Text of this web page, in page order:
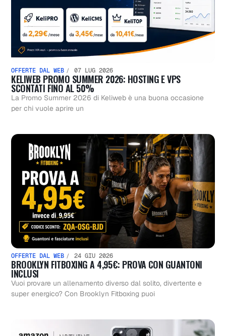
OFFERTE DAL WEB 07 LUG 2026
KELIWEB PROMO SUMMER 2026: HOSTING E VPS
SCONTATI FINO AL 50%
La Promo Summer 2026 di Keliweb è una buona occasione
per chi vuole aprire un
OFFERTE DAL WEB 24 GIU 2026
BROOKLYN FITBOXING A 4,95€: PROVA CON GUANTONI
INCLUSI
Vuoi provare un allenamento diverso dal solito, divertente e
super energico? Con Brooklyn Fitboxing puoi